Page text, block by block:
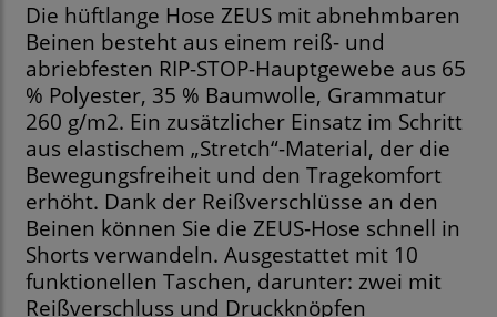
Die hüftlange Hose ZEUS mit abnehmbaren
Beinen besteht aus einem reiß- und
abriebfesten RIP-STOP-Hauptgewebe aus 65
% Polyester, 35 % Baumwolle, Grammatur
260 g/m2. Ein zusätzlicher Einsatz im Schritt
aus elastischem „Stretch“-Material, der die
Bewegungsfreiheit und den Tragekomfort
erhöht. Dank der Reißverschlüsse an den
Beinen können Sie die ZEUS-Hose schnell in
Shorts verwandeln. Ausgestattet mit 10
funktionellen Taschen, darunter: zwei mit
Reißverschluss und Druckknöpfen